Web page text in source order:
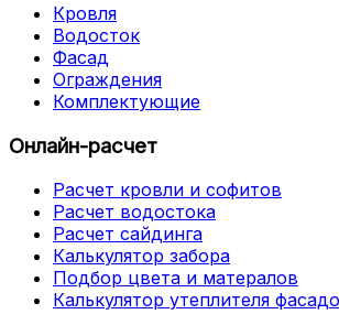
Кровля
Водосток
Фасад
Ограждения
Комплектующие
Онлайн-расчет
Расчет кровли и софитов
Расчет водостока
Расчет сайдинга
Калькулятор забора
Подбор цвета и матералов
Калькулятор утеплителя